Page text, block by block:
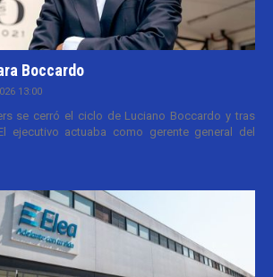
Boccardo
13:00
se cerró el ciclo de Luciano Boccardo y tras
ejecutivo actuaba como gerente general del